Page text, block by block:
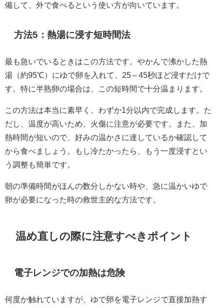
備して、外で食べるという使い方が向いています。
方法5：熱湯に浸す短時間法
最も急いでいるときはこの方法です。やかんで沸かした熱
湯（約95℃）にゆで卵を入れて、25～45秒ほど浸すだけで
す。特に半熟卵の場合は、この短時間で十分温まります。
この方法は本当に素早く、わずか1分以内で完成します。た
だし、温度が高いため、火傷に注意が必要です。また、加
熱時間が短いので、好みの温かさに達しているか確認して
から食べましょう。もし冷たかったら、もう一度浸すとい
う調整も簡単です。
朝の準備時間がほんの数分しかない時や、急に温かいゆで
卵が必要になった時の救世主的な方法です。
温め直しの際に注意すべきポイント
電子レンジでの加熱は危険
何度か触れていますが、ゆで卵を電子レンジで直接加熱す